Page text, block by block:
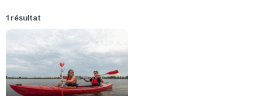
1 résultat